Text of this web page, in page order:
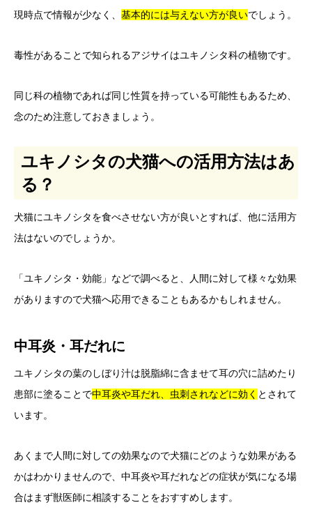
現時点で情報が少なく、 基本的には与えない方が良いでしょう。
毒性があることで知られるアジサイはユキノシタ科の植物です。
同じ科の植物であれば同じ性質を持っている可能性もあるため、
念のため注意しておきましょう。
ユキノシタの犬猫への活用方法はあ
る？
犬猫にユキノシタを食べさせない方が良いとすれば、他に活用方
法はないのでしょうか。
「ユキノシタ・効能」などで調べると、人間に対して様々な効果
がありますので犬猫へ応用できることもあるかもしれません。
中耳炎・耳だれに
ユキノシタの葉のしぼり汁は脱脂綿に含ませて耳の穴に詰めたり
患部に塗ることで中耳炎や耳だれ、虫刺されなどに効く とされて
います。
あくまで人間に対しての効果なので犬猫にどのような効果がある
かはわかりませんので、中耳炎や耳だれなどの症状が気になる場
合はまず獣医師に相談することをおすすめします。